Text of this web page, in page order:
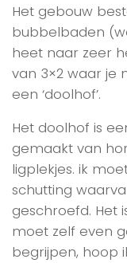
Het gebouw
bubbelbaden
heet naar zeer
van 3×2 waar je
een ‘doolhof’.
Het doolhof is
gemaakt van
ligplekjes. ik
schutting
geschroefd. Het
moet zelf even
begrijpen, hoop